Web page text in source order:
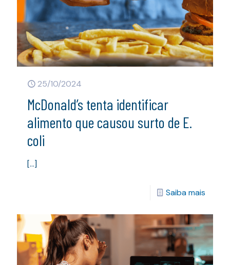
25/10/2024
McDonald’s tenta identificar
alimento que causou surto de E.
coli
[…]
Saiba mais